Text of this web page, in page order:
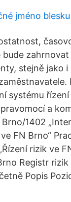
jméno blesku
bude
stejně jako i
systému
a
1402
FN Brno“
rizik ve
Registr
Popis